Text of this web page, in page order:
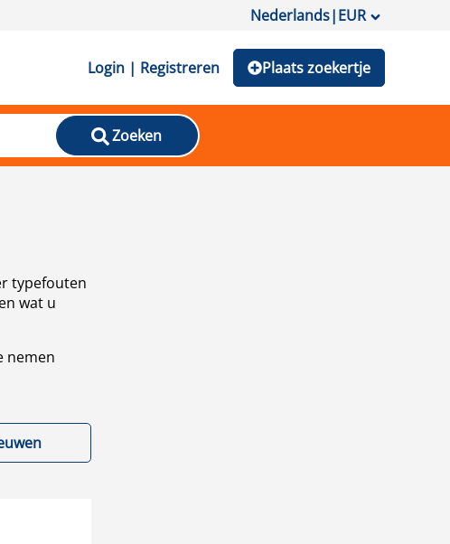
Nederlands|EUR
Login | Registreren Plaats zoekertje
Zoeken
typefouten
wat u
nemen